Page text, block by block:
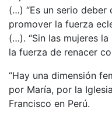
(…) “Es un serio deber
promover la fuerza
(…). “Sin las mujeres
la fuerza de renacer
“Hay una dimensión
por María, por la
Francisco en Perú.